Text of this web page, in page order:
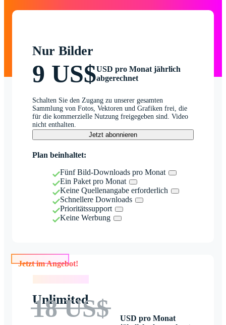
Nur Bilder
9 US$USD pro Monat jährlich
abgerechnet
Schalten Sie den Zugang zu unserer gesamten
Sammlung von Fotos, Vektoren und Grafiken frei, die
für die kommerzielle Nutzung freigegeben sind. Video
nicht enthalten.
Jetzt abonnieren
Plan beinhaltet:
Fünf Bild-Downloads pro Monat
Ein Paket pro Monat
Keine Quellenangabe erforderlich
Schnellere Downloads
Prioritätssupport
Keine Werbung
Jetzt im Angebot!
Unlimited
18 US$
USD pro Monat